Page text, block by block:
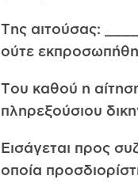
Της αιτούσας:
ούτε
Του καθού η
πληρεξούσιου
Εισάγεται προς
οποία